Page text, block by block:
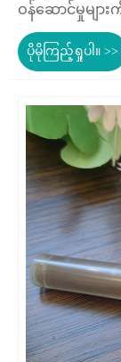
ဝန်ဆောင်မှုမျာ
ပိုမိုကြည့်ရှုပါ။ >>